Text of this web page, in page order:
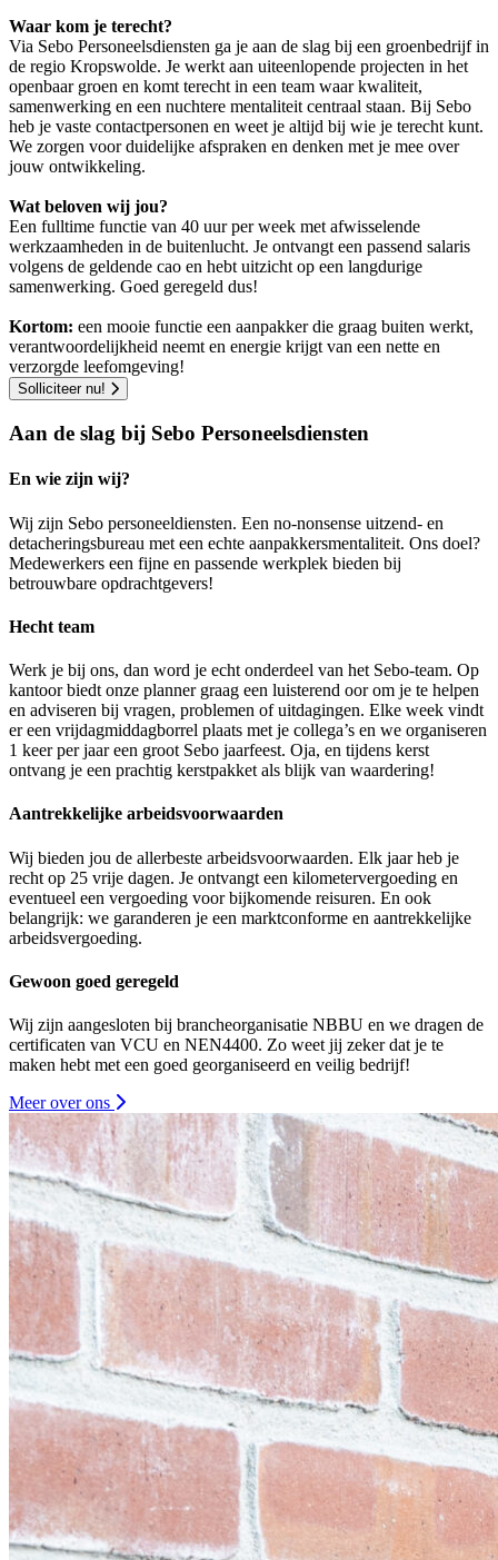
Waar kom je terecht?
Via Sebo Personeelsdiensten ga je aan de slag bij een groenbedrijf in
de regio Kropswolde. Je werkt aan uiteenlopende projecten in het
openbaar groen en komt terecht in een team waar kwaliteit,
samenwerking en een nuchtere mentaliteit centraal staan. Bij Sebo
heb je vaste contactpersonen en weet je altijd bij wie je terecht kunt.
We zorgen voor duidelijke afspraken en denken met je mee over
jouw ontwikkeling.
Wat beloven wij jou?
Een fulltime functie van 40 uur per week met afwisselende
werkzaamheden in de buitenlucht. Je ontvangt een passend salaris
volgens de geldende cao en hebt uitzicht op een langdurige
samenwerking. Goed geregeld dus!
Kortom: een mooie functie een aanpakker die graag buiten werkt,
verantwoordelijkheid neemt en energie krijgt van een nette en
verzorgde leefomgeving!
Solliciteer nu!
Aan de slag bij Sebo Personeelsdiensten
En wie zijn wij?
Wij zijn Sebo personeeldiensten. Een no-nonsense uitzend- en
detacheringsbureau met een echte aanpakkersmentaliteit. Ons doel?
Medewerkers een fijne en passende werkplek bieden bij
betrouwbare opdrachtgevers!
Hecht team
Werk je bij ons, dan word je echt onderdeel van het Sebo-team. Op
kantoor biedt onze planner graag een luisterend oor om je te helpen
en adviseren bij vragen, problemen of uitdagingen. Elke week vindt
er een vrijdagmiddagborrel plaats met je collega’s en we organiseren
1 keer per jaar een groot Sebo jaarfeest. Oja, en tijdens kerst
ontvang je een prachtig kerstpakket als blijk van waardering!
Aantrekkelijke arbeidsvoorwaarden
Wij bieden jou de allerbeste arbeidsvoorwaarden. Elk jaar heb je
recht op 25 vrije dagen. Je ontvangt een kilometervergoeding en
eventueel een vergoeding voor bijkomende reisuren. En ook
belangrijk: we garanderen je een marktconforme en aantrekkelijke
arbeidsvergoeding.
Gewoon goed geregeld
Wij zijn aangesloten bij brancheorganisatie NBBU en we dragen de
certificaten van VCU en NEN4400. Zo weet jij zeker dat je te
maken hebt met een goed georganiseerd en veilig bedrijf!
Meer over ons